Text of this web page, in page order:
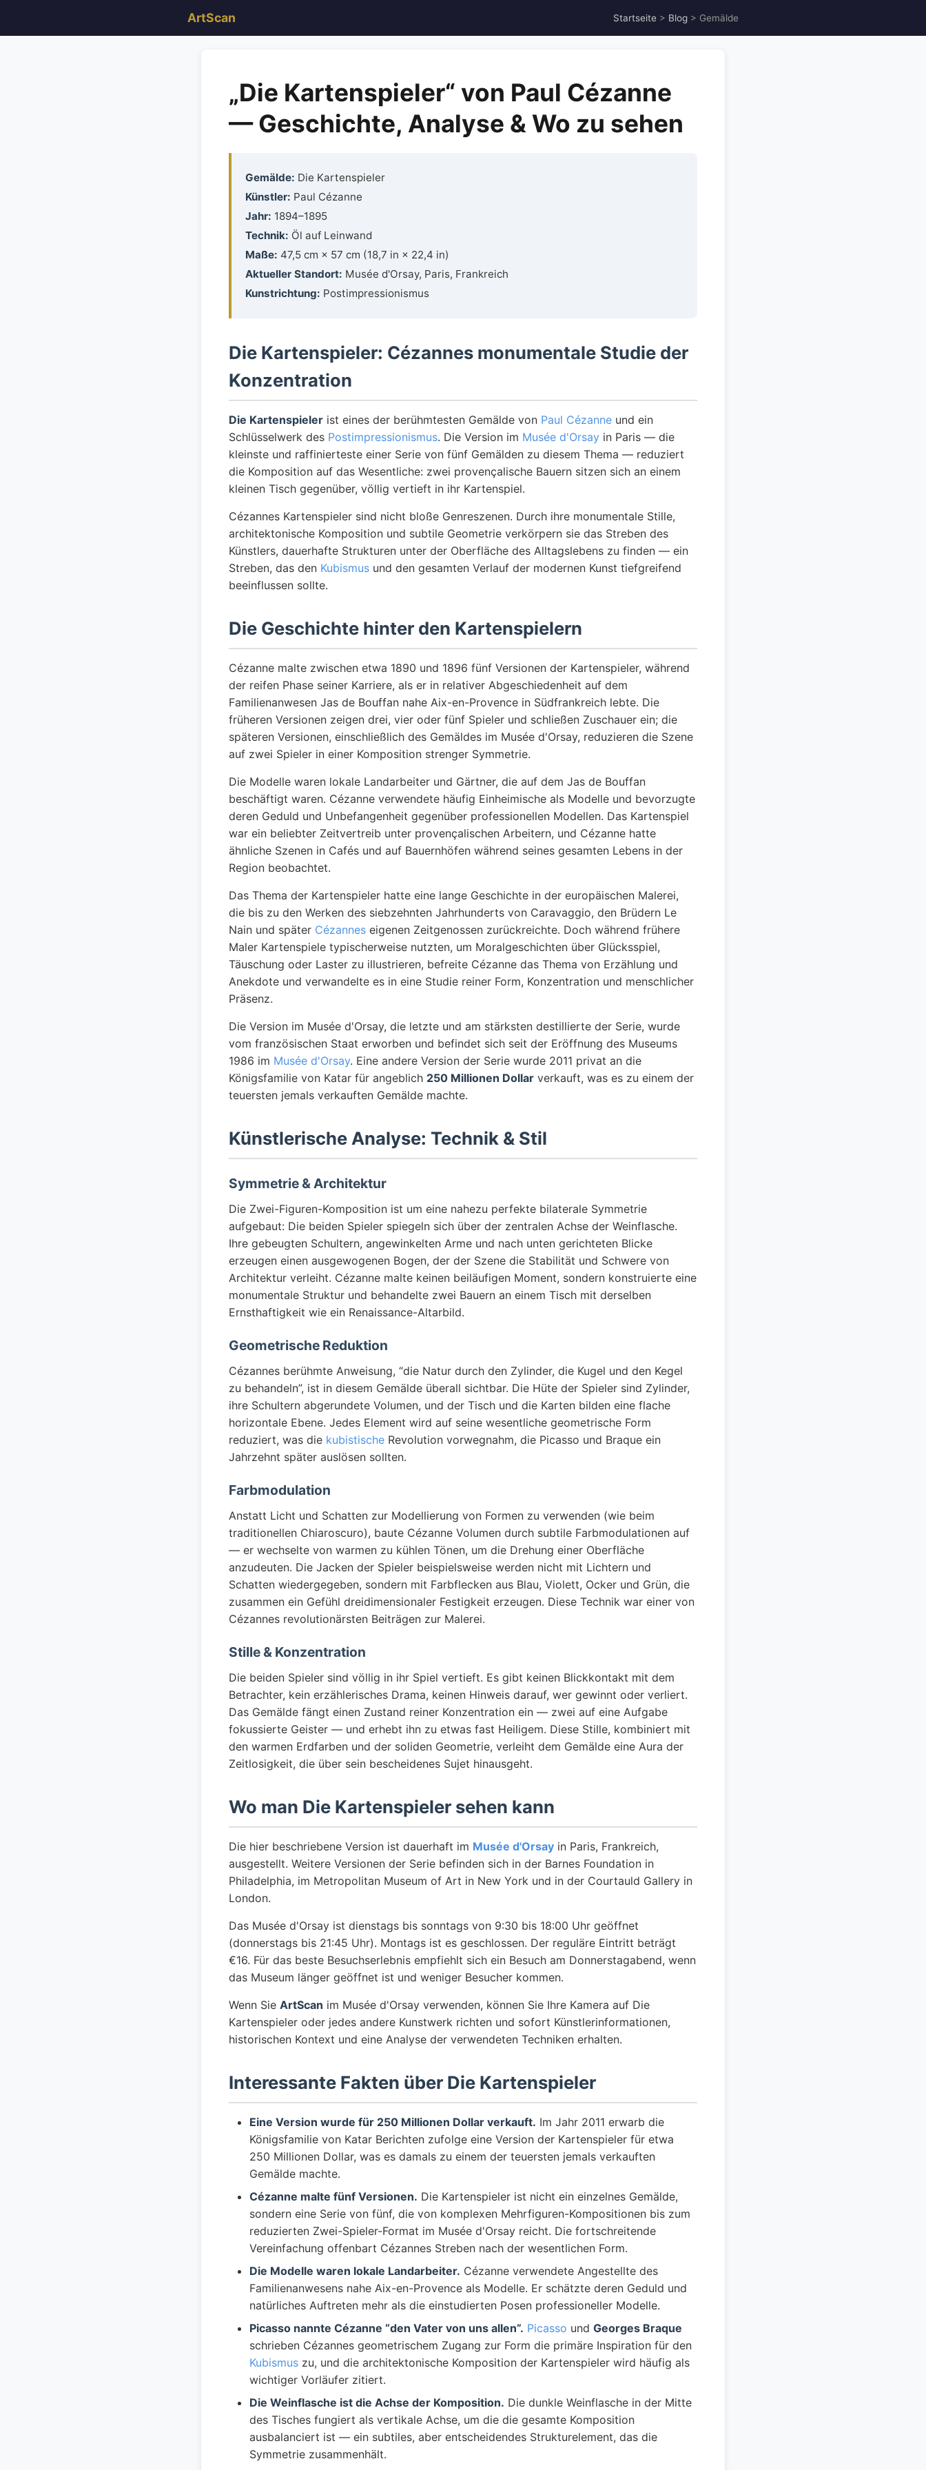
ArtScan Startseite > Blog > Gemälde
„Die Kartenspieler“ von Paul Cézanne
— Geschichte, Analyse & Wo zu sehen
Gemälde: Die Kartenspieler
Künstler: Paul Cézanne
Jahr: 1894–1895
Technik: Öl auf Leinwand
Maße: 47,5 cm × 57 cm (18,7 in × 22,4 in)
Aktueller Standort: Musée d'Orsay, Paris, Frankreich
Kunstrichtung: Postimpressionismus
Die Kartenspieler: Cézannes monumentale Studie der
Konzentration
Die Kartenspieler ist eines der berühmtesten Gemälde von Paul Cézanne und ein
Schlüsselwerk des Postimpressionismus. Die Version im Musée d'Orsay in Paris — die
kleinste und raffinierteste einer Serie von fünf Gemälden zu diesem Thema — reduziert
die Komposition auf das Wesentliche: zwei provençalische Bauern sitzen sich an einem
kleinen Tisch gegenüber, völlig vertieft in ihr Kartenspiel.
Cézannes Kartenspieler sind nicht bloße Genreszenen. Durch ihre monumentale Stille,
architektonische Komposition und subtile Geometrie verkörpern sie das Streben des
Künstlers, dauerhafte Strukturen unter der Oberfläche des Alltagslebens zu finden — ein
Streben, das den Kubismus und den gesamten Verlauf der modernen Kunst tiefgreifend
beeinflussen sollte.
Die Geschichte hinter den Kartenspielern
Cézanne malte zwischen etwa 1890 und 1896 fünf Versionen der Kartenspieler, während
der reifen Phase seiner Karriere, als er in relativer Abgeschiedenheit auf dem
Familienanwesen Jas de Bouffan nahe Aix-en-Provence in Südfrankreich lebte. Die
früheren Versionen zeigen drei, vier oder fünf Spieler und schließen Zuschauer ein; die
späteren Versionen, einschließlich des Gemäldes im Musée d'Orsay, reduzieren die Szene
auf zwei Spieler in einer Komposition strenger Symmetrie.
Die Modelle waren lokale Landarbeiter und Gärtner, die auf dem Jas de Bouffan
beschäftigt waren. Cézanne verwendete häufig Einheimische als Modelle und bevorzugte
deren Geduld und Unbefangenheit gegenüber professionellen Modellen. Das Kartenspiel
war ein beliebter Zeitvertreib unter provençalischen Arbeitern, und Cézanne hatte
ähnliche Szenen in Cafés und auf Bauernhöfen während seines gesamten Lebens in der
Region beobachtet.
Das Thema der Kartenspieler hatte eine lange Geschichte in der europäischen Malerei,
die bis zu den Werken des siebzehnten Jahrhunderts von Caravaggio, den Brüdern Le
Nain und später Cézannes eigenen Zeitgenossen zurückreichte. Doch während frühere
Maler Kartenspiele typischerweise nutzten, um Moralgeschichten über Glücksspiel,
Täuschung oder Laster zu illustrieren, befreite Cézanne das Thema von Erzählung und
Anekdote und verwandelte es in eine Studie reiner Form, Konzentration und menschlicher
Präsenz.
Die Version im Musée d'Orsay, die letzte und am stärksten destillierte der Serie, wurde
vom französischen Staat erworben und befindet sich seit der Eröffnung des Museums
1986 im Musée d'Orsay. Eine andere Version der Serie wurde 2011 privat an die
Königsfamilie von Katar für angeblich 250 Millionen Dollar verkauft, was es zu einem der
teuersten jemals verkauften Gemälde machte.
Künstlerische Analyse: Technik & Stil
Symmetrie & Architektur
Die Zwei-Figuren-Komposition ist um eine nahezu perfekte bilaterale Symmetrie
aufgebaut: Die beiden Spieler spiegeln sich über der zentralen Achse der Weinflasche.
Ihre gebeugten Schultern, angewinkelten Arme und nach unten gerichteten Blicke
erzeugen einen ausgewogenen Bogen, der der Szene die Stabilität und Schwere von
Architektur verleiht. Cézanne malte keinen beiläufigen Moment, sondern konstruierte eine
monumentale Struktur und behandelte zwei Bauern an einem Tisch mit derselben
Ernsthaftigkeit wie ein Renaissance-Altarbild.
Geometrische Reduktion
Cézannes berühmte Anweisung, “die Natur durch den Zylinder, die Kugel und den Kegel
zu behandeln”, ist in diesem Gemälde überall sichtbar. Die Hüte der Spieler sind Zylinder,
ihre Schultern abgerundete Volumen, und der Tisch und die Karten bilden eine flache
horizontale Ebene. Jedes Element wird auf seine wesentliche geometrische Form
reduziert, was die kubistische Revolution vorwegnahm, die Picasso und Braque ein
Jahrzehnt später auslösen sollten.
Farbmodulation
Anstatt Licht und Schatten zur Modellierung von Formen zu verwenden (wie beim
traditionellen Chiaroscuro), baute Cézanne Volumen durch subtile Farbmodulationen auf
— er wechselte von warmen zu kühlen Tönen, um die Drehung einer Oberfläche
anzudeuten. Die Jacken der Spieler beispielsweise werden nicht mit Lichtern und
Schatten wiedergegeben, sondern mit Farbflecken aus Blau, Violett, Ocker und Grün, die
zusammen ein Gefühl dreidimensionaler Festigkeit erzeugen. Diese Technik war einer von
Cézannes revolutionärsten Beiträgen zur Malerei.
Stille & Konzentration
Die beiden Spieler sind völlig in ihr Spiel vertieft. Es gibt keinen Blickkontakt mit dem
Betrachter, kein erzählerisches Drama, keinen Hinweis darauf, wer gewinnt oder verliert.
Das Gemälde fängt einen Zustand reiner Konzentration ein — zwei auf eine Aufgabe
fokussierte Geister — und erhebt ihn zu etwas fast Heiligem. Diese Stille, kombiniert mit
den warmen Erdfarben und der soliden Geometrie, verleiht dem Gemälde eine Aura der
Zeitlosigkeit, die über sein bescheidenes Sujet hinausgeht.
Wo man Die Kartenspieler sehen kann
Die hier beschriebene Version ist dauerhaft im Musée d'Orsay in Paris, Frankreich,
ausgestellt. Weitere Versionen der Serie befinden sich in der Barnes Foundation in
Philadelphia, im Metropolitan Museum of Art in New York und in der Courtauld Gallery in
London.
Das Musée d'Orsay ist dienstags bis sonntags von 9:30 bis 18:00 Uhr geöffnet
(donnerstags bis 21:45 Uhr). Montags ist es geschlossen. Der reguläre Eintritt beträgt
€16. Für das beste Besuchserlebnis empfiehlt sich ein Besuch am Donnerstagabend, wenn
das Museum länger geöffnet ist und weniger Besucher kommen.
Wenn Sie ArtScan im Musée d'Orsay verwenden, können Sie Ihre Kamera auf Die
Kartenspieler oder jedes andere Kunstwerk richten und sofort Künstlerinformationen,
historischen Kontext und eine Analyse der verwendeten Techniken erhalten.
Interessante Fakten über Die Kartenspieler
Eine Version wurde für 250 Millionen Dollar verkauft. Im Jahr 2011 erwarb die
Königsfamilie von Katar Berichten zufolge eine Version der Kartenspieler für etwa
250 Millionen Dollar, was es damals zu einem der teuersten jemals verkauften
Gemälde machte.
Cézanne malte fünf Versionen. Die Kartenspieler ist nicht ein einzelnes Gemälde,
sondern eine Serie von fünf, die von komplexen Mehrfiguren-Kompositionen bis zum
reduzierten Zwei-Spieler-Format im Musée d'Orsay reicht. Die fortschreitende
Vereinfachung offenbart Cézannes Streben nach der wesentlichen Form.
Die Modelle waren lokale Landarbeiter. Cézanne verwendete Angestellte des
Familienanwesens nahe Aix-en-Provence als Modelle. Er schätzte deren Geduld und
natürliches Auftreten mehr als die einstudierten Posen professioneller Modelle.
Picasso nannte Cézanne “den Vater von uns allen”. Picasso und Georges Braque
schrieben Cézannes geometrischem Zugang zur Form die primäre Inspiration für den
Kubismus zu, und die architektonische Komposition der Kartenspieler wird häufig als
wichtiger Vorläufer zitiert.
Die Weinflasche ist die Achse der Komposition. Die dunkle Weinflasche in der Mitte
des Tisches fungiert als vertikale Achse, um die die gesamte Komposition
ausbalanciert ist — ein subtiles, aber entscheidendes Strukturelement, das die
Symmetrie zusammenhält.